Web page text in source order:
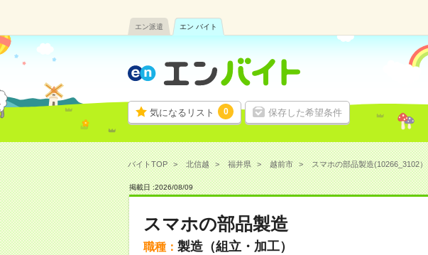
エン派遣 エン バイト
気になるリスト 0 保存した希望条件
バイトTOP 北信越 福井県 越前市 スマホの部品製造(10266_3102）
掲載日 :2026/08/09
スマホの部品製造
職種： 製造（組立・加工）